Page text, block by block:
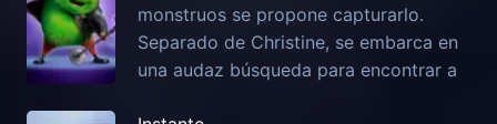
monstruos se propone capturarlo.
Separado de Christine, se embarca en
una audaz búsqueda para encontrar a